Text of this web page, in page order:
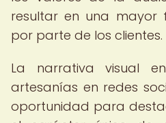
resultar en una mayor
por parte de los clientes.
La narrativa visual
artesanías en redes
oportunidad para